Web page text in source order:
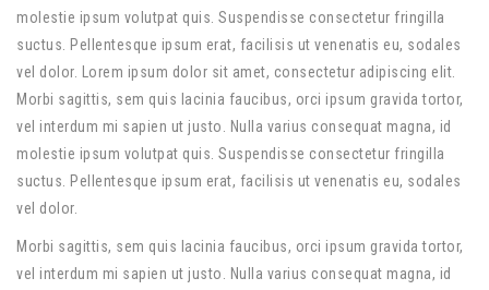
molestie ipsum volutpat quis. Suspendisse consectetur fringilla
suctus. Pellentesque ipsum erat, facilisis ut venenatis eu, sodales
vel dolor. Lorem ipsum dolor sit amet, consectetur adipiscing elit.
Morbi sagittis, sem quis lacinia faucibus, orci ipsum gravida tortor,
vel interdum mi sapien ut justo. Nulla varius consequat magna, id
molestie ipsum volutpat quis. Suspendisse consectetur fringilla
suctus. Pellentesque ipsum erat, facilisis ut venenatis eu, sodales
vel dolor.
Morbi sagittis, sem quis lacinia faucibus, orci ipsum gravida tortor,
vel interdum mi sapien ut justo. Nulla varius consequat magna, id